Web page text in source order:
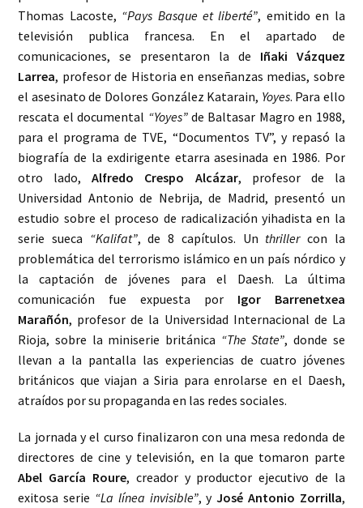
Thomas Lacoste, “Pays Basque et liberté”, emitido en la
televisión publica francesa. En el apartado de
comunicaciones, se presentaron la de Iñaki Vázquez
Larrea, profesor de Historia en enseñanzas medias, sobre
el asesinato de Dolores González Katarain, Yoyes. Para ello
rescata el documental “Yoyes”de Baltasar Magro en 1988,
para el programa de TVE, “Documentos TV”, y repasó la
biografía de la exdirigente etarra asesinada en 1986. Por
otro lado,Alfredo Crespo Alcázar, profesor de la
Universidad Antonio de Nebrija, de Madrid, presentó un
estudio sobre el proceso de radicalización yihadista en la
serie sueca “Kalifat”, de 8 capítulos. Un thrillercon la
problemática del terrorismo islámico en un país nórdico y
la captación de jóvenes para el Daesh. La última
comunicación fue expuesta por Igor Barrenetxea
Marañón, profesor de la Universidad Internacional de La
Rioja, sobre la miniserie británica “The State”, donde se
llevan a la pantalla las experiencias de cuatro jóvenes
británicos que viajan a Siria para enrolarse en el Daesh,
atraídos por su propaganda en las redes sociales.
La jornada y el curso finalizaron con una mesa redonda de
directores de cine y televisión, en la que tomaron parte
Abel García Roure, creador y productor ejecutivo de la
exitosa serie “La línea invisible”, yJosé Antonio Zorrilla,